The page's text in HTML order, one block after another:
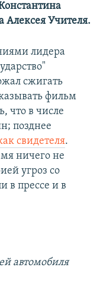
Алексея Учителя.
лидера
сжигать
фильм
что в числе
позднее
свидетеля.
ничего не
угроз со
в прессе и в
автомобиля